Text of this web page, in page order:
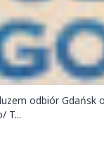
odbiór
T...